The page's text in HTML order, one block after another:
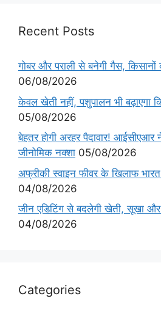
Recent Posts
गोबर और पराली से बनेगी गैस, किसानों
06/08/2026
केवल खेती नहीं, पशुपालन भी बढ़ाएगा
05/08/2026
बेहतर होगी अरहर पैदावार! आईसीएआर
जीनोमिक नक्शा 05/08/2026
अफ्रीकी स्वाइन फीवर के खिलाफ
04/08/2026
जीन एडिटिंग से बदलेगी खेती, सूखा
04/08/2026
Categories